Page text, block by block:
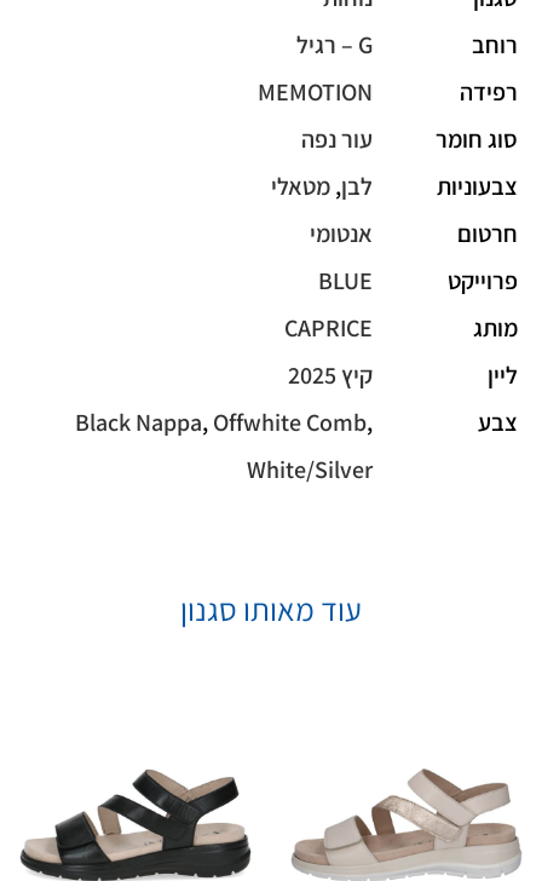
רוחב
G – רגיל
רפידה
MEMOTION
סוג חומר
עור נפה
צבעוניות
לבן,מטאלי
חרטום
אנטומי
פרוייקט
BLUE
מותג
CAPRICE
ליין
קיץ 2025
צבע
Black Nappa,Offwhite Comb,
White/Silver
עוד מאותו סגנון